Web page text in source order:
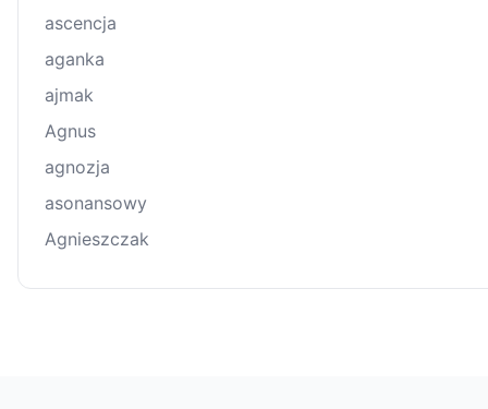
ascencja
aganka
ajmak
Agnus
agnozja
asonansowy
Agnieszczak